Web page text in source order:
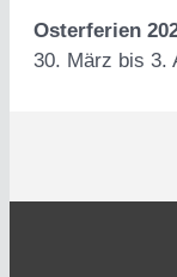
Osterferien
30. März bis 3.